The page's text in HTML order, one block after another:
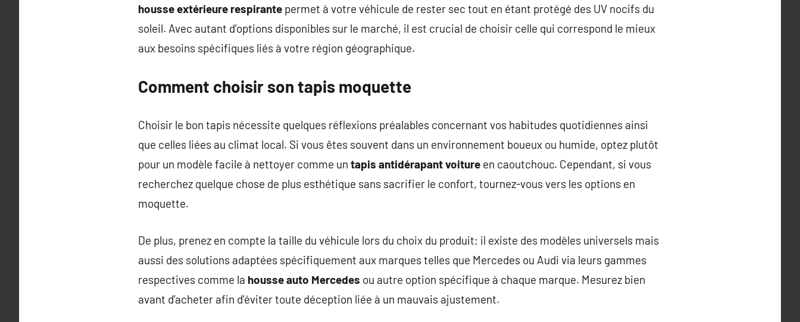
housse extérieure respirante permet à votre véhicule de rester sec tout en étant protégé des UV nocifs du
soleil. Avec autant d’options disponibles sur le marché, il est crucial de choisir celle qui correspond le mieux
aux besoins spécifiques liés à votre région géographique.
Comment choisir son tapis moquette
Choisir le bon tapis nécessite quelques réflexions préalables concernant vos habitudes quotidiennes ainsi
que celles liées au climat local. Si vous êtes souvent dans un environnement boueux ou humide, optez plutôt
pour un modèle facile à nettoyer comme un tapis antidérapant voiture en caoutchouc. Cependant, si vous
recherchez quelque chose de plus esthétique sans sacrifier le confort, tournez-vous vers les options en
moquette.
De plus, prenez en compte la taille du véhicule lors du choix du produit; il existe des modèles universels mais
aussi des solutions adaptées spécifiquement aux marques telles que Mercedes ou Audi via leurs gammes
respectives comme la housse auto Mercedes ou autre option spécifique à chaque marque. Mesurez bien
avant d’acheter afin d’éviter toute déception liée à un mauvais ajustement.